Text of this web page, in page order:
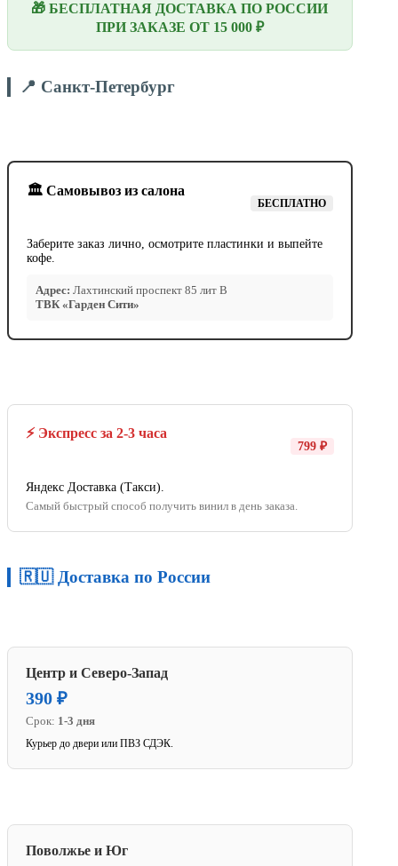
🎁 БЕСПЛАТНАЯ ДОСТАВКА ПО РОССИИ
ПРИ ЗАКАЗЕ ОТ 15 000 ₽
📍 Санкт-Петербург
🏛️ Самовывоз из салона
БЕСПЛАТНО
Заберите заказ лично, осмотрите пластинки и выпейте
кофе.
Адрес: Лахтинский проспект 85 лит В
ТВК «Гарден Сити»
⚡ Экспресс за 2-3 часа
799 ₽
Яндекс Доставка (Такси).
Самый быстрый способ получить винил в день заказа.
🇷🇺 Доставка по России
Центр и Северо-Запад
390 ₽
Срок: 1-3 дня
Курьер до двери или ПВЗ СДЭК.
Поволжье и Юг